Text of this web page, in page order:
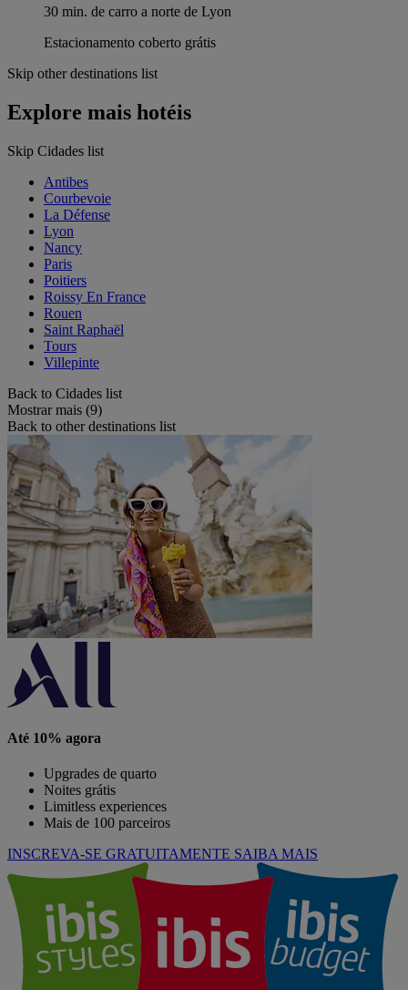
30 min. de carro a norte de Lyon
Estacionamento coberto grátis
Skip other destinations list
Explore mais hotéis
Skip Cidades list
Antibes
Courbevoie
La Défense
Lyon
Nancy
Paris
Poitiers
Roissy En France
Rouen
Saint Raphaël
Tours
Villepinte
Back to Cidades list
Mostrar mais (9)
Back to other destinations list
Até 10% agora
Upgrades de quarto
Noites grátis
Limitless experiences
Mais de 100 parceiros
INSCREVA-SE GRATUITAMENTE SAIBA MAIS